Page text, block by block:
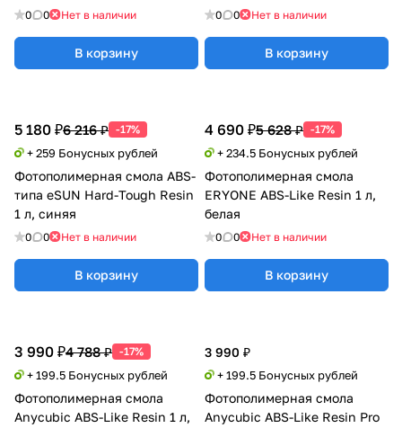
0 0 Нет в наличии
В корзину
0 0 Нет в наличии
В корзину
5 180 ₽6 216 ₽ -17%
+ 259 Бонусных рублей
Фотополимерная смола ABS-
типа eSUN Hard-Tough Resin
1 л, синяя
0 0 Нет в наличии
В корзину
4 690 ₽5 628 ₽ -17%
+ 234.5 Бонусных рублей
Фотополимерная смола
ERYONE ABS-Like Resin 1 л,
белая
0 0 Нет в наличии
В корзину
3 990 ₽4 788 ₽ -17%
+ 199.5 Бонусных рублей
Фотополимерная смола
Anycubic ABS-Like Resin 1 л,
3 990 ₽
+ 199.5 Бонусных рублей
Фотополимерная смола
Anycubic ABS-Like Resin Pro